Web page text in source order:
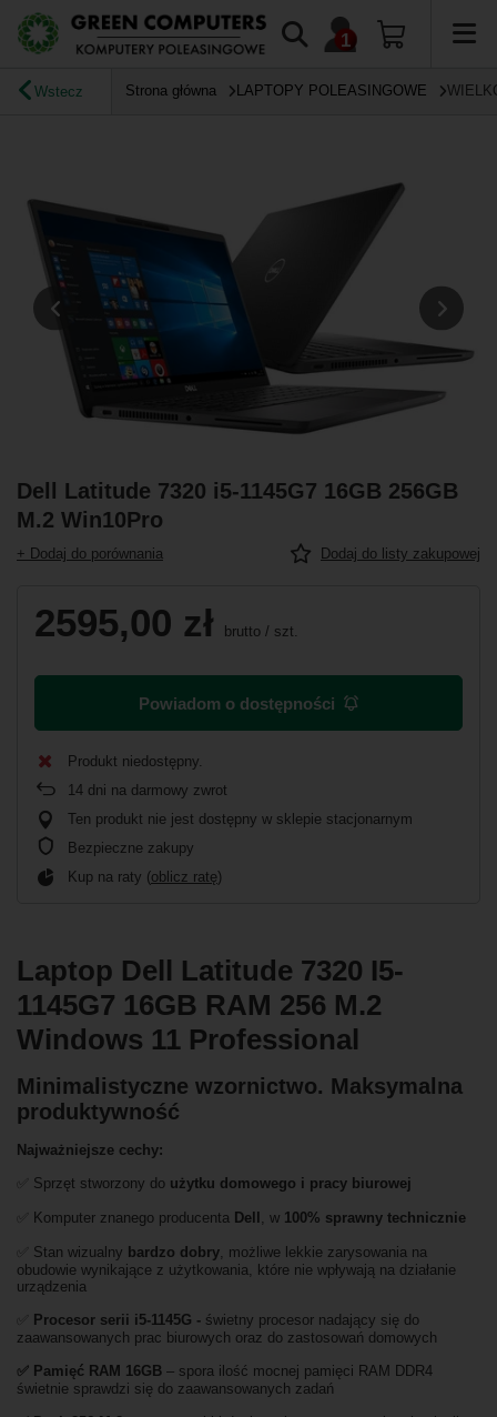
Wstecz Strona główna LAPTOPY POLEASINGOWE
Dell Latitude 7320 i5-1145G7 16GB 256GB
M.2 Win10Pro
+ Dodaj do porównania Dodaj do listy zakupowej
2595,00 zł brutto / szt.
Powiadom o dostępności
Produkt niedostępny
14 dni na darmowy zwrot
Ten produkt nie jest dostępny w sklepie stacjonarnym
Bezpieczne zakupy
Kup na raty (oblicz ratę)
Laptop Dell Latitude 7320 I5-
1145G7 16GB RAM 256 M.2
Windows 11 Professional
Minimalistyczne wzornictwo. Maksymalna
produktywność
Najważniejsze cechy:
✅ Sprzęt stworzony do użytku domowego i pracy biurowej
✅ Komputer znanego producenta Dell , w 100% sprawny technicznie
✅ Stan wizualny bardzo dobry, możliwe lekkie zarysowania na
obudowie wynikające z użytkowania, które nie wpływają na działanie
urządzenia
Procesor serii i5-1145G - świetny procesor nadający się do
zaawansowanych prac biurowych oraz do zastosowań domowych
✅ Pamięć RAM 16GB – spora ilość mocnej pamięci RAM DDR4
świetnie sprawdzi się do zaawansowanych zadań